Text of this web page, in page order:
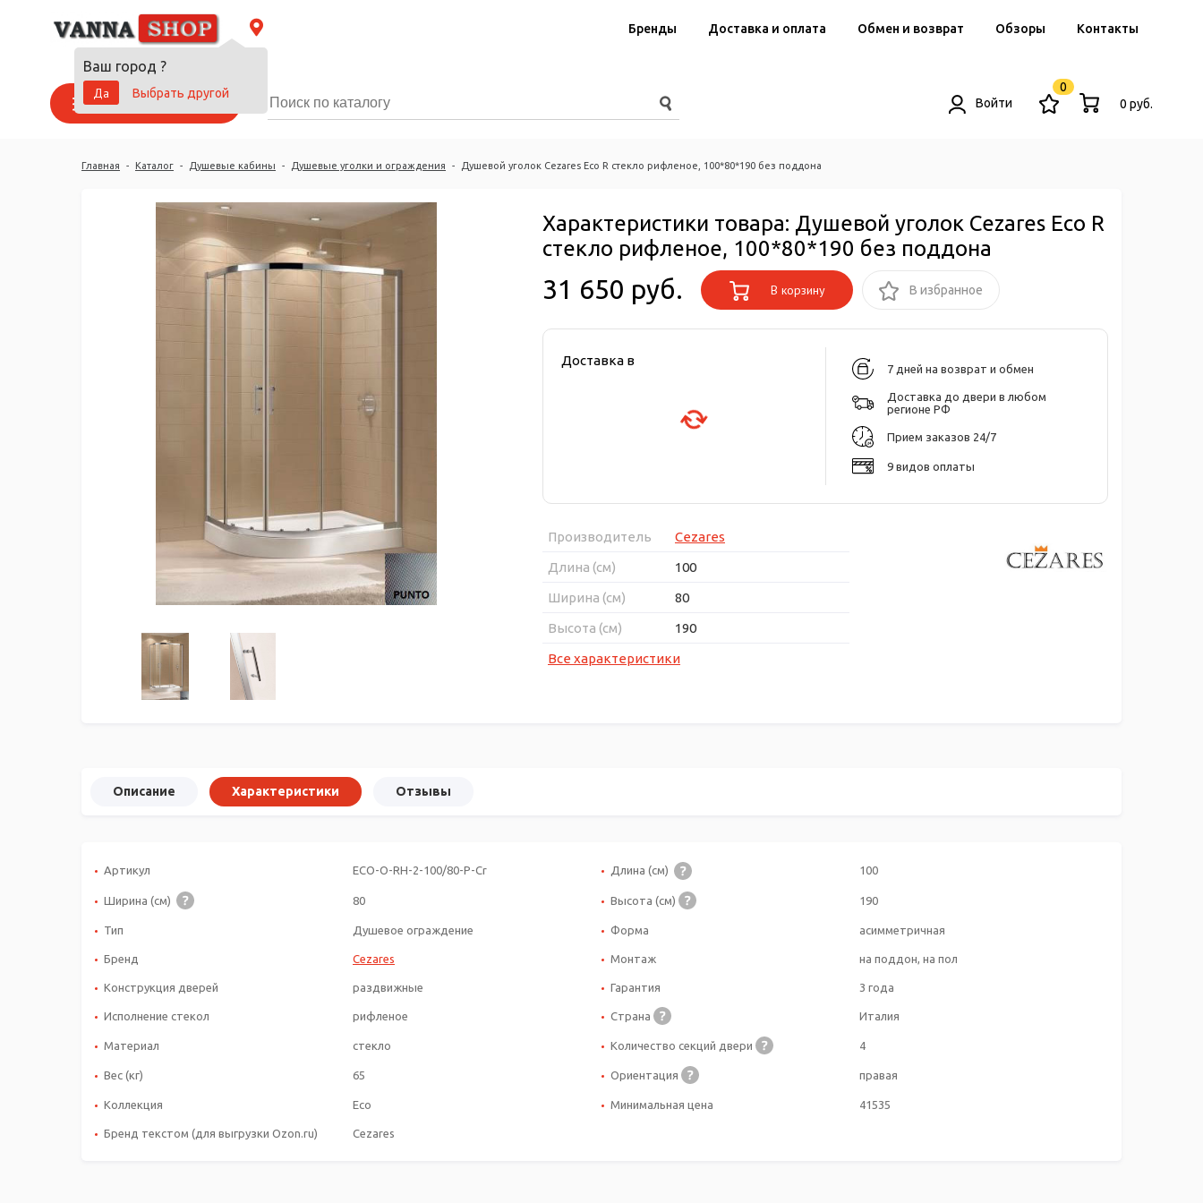
Ваш город ?
Да
Выбрать другой
Бренды Доставка и оплата Обмен и возврат Обзоры Контакты
Каталог товаров Войти
0
0 руб.
Главная - Каталог - Душевые кабины - Душевые уголки и ограждения - Душевой уголок Cezares Eco R стекло рифленое, 100*80*190 без поддона
Характеристики товара: Душевой уголок Cezares Eco R
стекло рифленое, 100*80*190 без поддона
31 650 руб. В корзину В избранное
Доставка в
7 дней на возврат и обмен
Доставка до двери в любом
регионе РФ
Прием заказов 24/7
9 видов оплаты
Производитель
Cezares
Длина (см)
100
Ширина (см)
80
Высота (см)
190
Все характеристики
Описание Характеристики Отзывы
Артикул ECO-O-RH-2-100/80-P-Cr Длина (см) 100
Ширина (см) 80 Высота (см) 190
Тип Душевое ограждение Форма асимметричная
Бренд Cezares Монтаж на поддон, на пол
Конструкция дверей раздвижные Гарантия 3 года
Исполнение стекол рифленое Страна Италия
Материал стекло Количество секций двери 4
Вес (кг) 65 Ориентация правая
Коллекция Eco Минимальная цена 41535
Бренд текстом (для выгрузки Ozon.ru) Cezares